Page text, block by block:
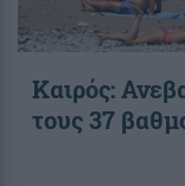
Καιρός:
τους 37